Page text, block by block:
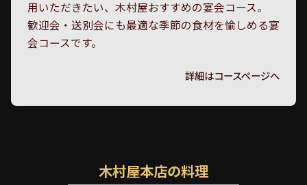
用いただきたい、木村屋おすすめの宴会コース。
歓迎会・送別会にも最適な季節の食材を愉しめる宴
会コースです。
詳細はコースページへ
木村屋本店の料理